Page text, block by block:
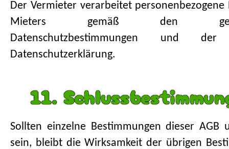
Der Vermieter verarbeitet personenbezogene
Mieters gemäß den
Datenschutzbestimmungen und der
Datenschutzerklärung.
11.
Sollten einzelne Bestimmungen dieser AGB
sein, bleibt die Wirksamkeit der übrigen